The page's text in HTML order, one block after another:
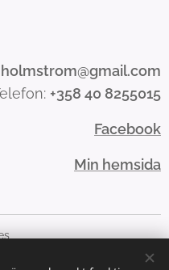
+358 40 8255015
Facebook
Min hemsida